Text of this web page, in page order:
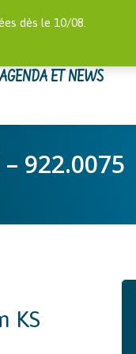
dès le 10/08.
ET NEWS
– 922.0075
KS